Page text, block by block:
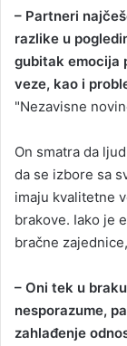
– Partneri
razlike u
gubitak emocija
veze, kao i
"Nezavisne
On smatra da
da se izbore sa
imaju kvalitetne
brakove. Iako je
bračne
– Oni tek u
nesporazume,
zahlađenje